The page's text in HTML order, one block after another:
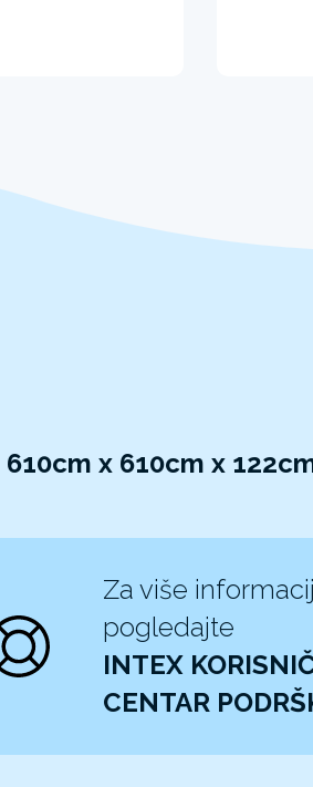
x 610cm x
Za više
pogledajte
INTEX
CENTAR